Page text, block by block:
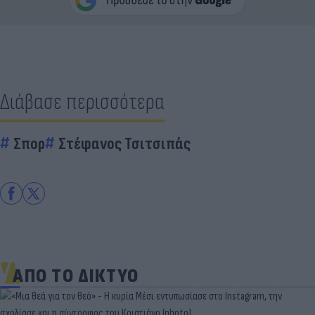
Διάβασε περισσότερα
Σπορ Στέφανος Τσιτσιπάς
ΑΠΟ ΤΟ ΔΙΚΤΥΟ